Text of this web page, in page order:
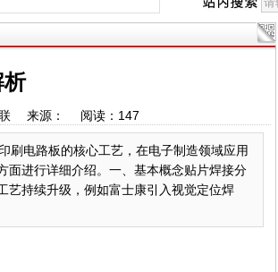
联 来源： 阅读： 147
刷电路板的核心工艺，在电子制造领域应用
面进行详细介绍。一、基本概念贴片焊接分
艺持续升级，例如富士康引入视觉定位焊